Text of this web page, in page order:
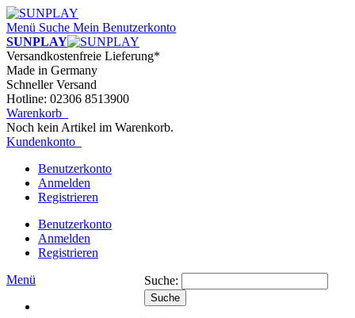
Menü Suche Mein Benutzerkonto
SUNPLAY
Versandkostenfreie Lieferung*
Made in Germany
Schneller Versand
Hotline: 02306 8513900
Warenkorb
Noch kein Artikel im Warenkorb.
Kundenkonto
Benutzerkonto
Anmelden
Registrieren
Benutzerkonto
Anmelden
Registrieren
Menü
Suche:
Suche